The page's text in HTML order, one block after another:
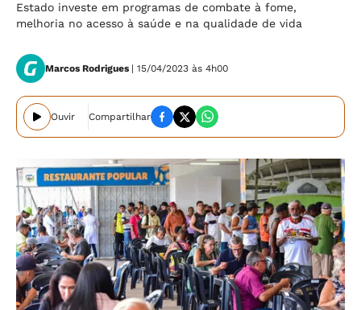
Estado investe em programas de combate à fome,
melhoria no acesso à saúde e na qualidade de vida
Marcos Rodrigues | 15/04/2023 às 4h00
Ouvir Compartilhar